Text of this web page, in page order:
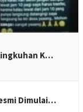
K…
Dimulai…